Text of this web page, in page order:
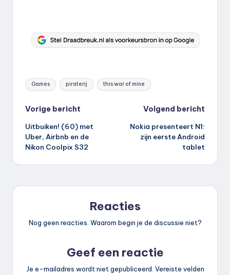
Tags:
Games piraterij this war of mine
Bericht
navigatie
Vorige bericht
Uitbuiken! (60) met
Uber, Airbnb en de
Nikon Coolpix S32
Volgend bericht
Nokia presenteert N1:
zijn eerste Android
tablet
Reacties
Nog geen reacties. Waarom begin je de discussie niet?
Geef een reactie
Je e-mailadres wordt niet gepubliceerd. Vereiste velden